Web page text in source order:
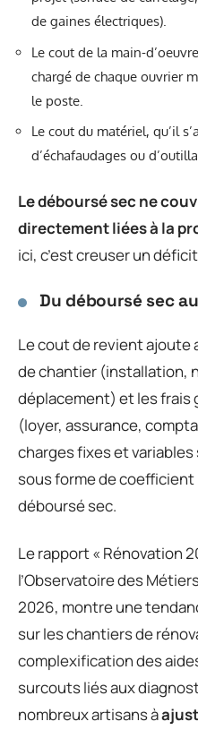
de gaines électriques).
Le cout de la main-
chargé de chaque ouvrier
le poste.
Le cout du matériel, qu’il
d’échafaudages ou
Le déboursé sec ne
directement liées à la
ici, c’est creuser un
Du déboursé sec
Le cout de revient ajoute
de chantier (installation,
déplacement) et les frais
(loyer, assurance,
charges fixes et
sous forme de
déboursé sec.
Le rapport « Rénovation
l’Observatoire des
2026, montre une
sur les chantiers de
complexification des
surcouts liés aux
nombreux artisans à